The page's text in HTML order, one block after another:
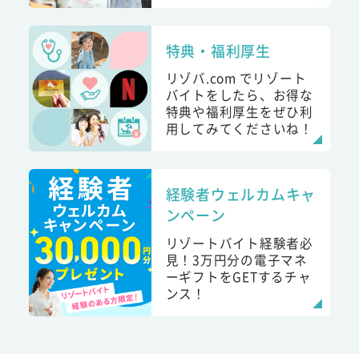
特典・福利厚生
リゾバ.com でリゾート
バイトをしたら、お得な
特典や福利厚生をぜひ利
用してみてくださいね！
経験者ウェルカムキャ
ンペーン
リゾートバイト経験者必
見！3万円分の電子マネ
ーギフトをGETするチャ
ンス！